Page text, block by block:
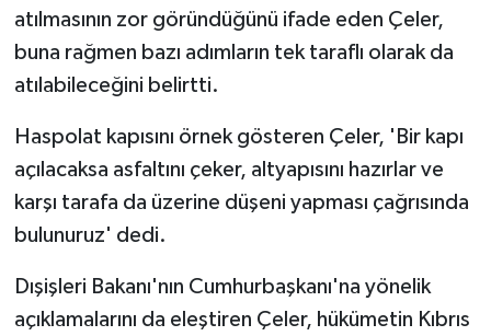
atılmasının zor göründüğünü ifade eden Çeler,
buna rağmen bazı adımların tek taraflı olarak da
atılabileceğini belirtti.
Haspolat kapısını örnek gösteren Çeler, 'Bir kapı
açılacaksa asfaltını çeker, altyapısını hazırlar ve
karşı tarafa da üzerine düşeni yapması çağrısında
bulunuruz' dedi.
Dışişleri Bakanı'nın Cumhurbaşkanı'na yönelik
açıklamalarını da eleştiren Çeler, hükümetin Kıbrıs